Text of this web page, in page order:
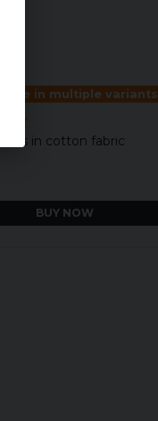
in multiple variants
in cotton fabric
BUY NOW